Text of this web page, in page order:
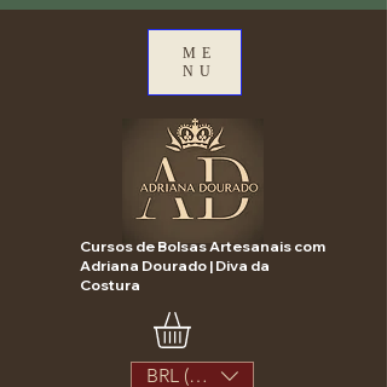
ME
NU
Cursos de Bolsas Artesanais com
Adriana Dourado | Diva da
Costura
BRL (R$)